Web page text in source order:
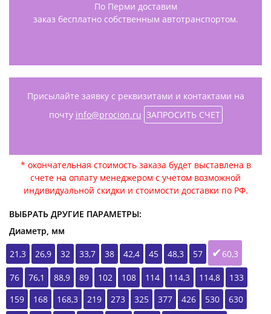
По Перми доставим
заказ бесплатно собственным автотранспортом.
Присылайте заявку с реквизитами и контактами на
почту info@procion.ru ЗАПРОСИТЬ СЧЕТ
* окончательная стоимость заказа будет выставлена в
счете на оплату менеджером с учетом возможной
индивидуальной скидки и стоимости доставки по РФ.
ВЫБРАТЬ ДРУГИЕ ПАРАМЕТРЫ:
Диаметр, мм
21,3
26,9 32 33,7 38 42,4 45 48,3 57 60,3
76 76,1 88,9 89 102 108 114 114,3 114,8
133
159
168 168,3 219 273 325 377 426 530
630